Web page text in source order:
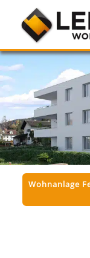
Wohnanlage